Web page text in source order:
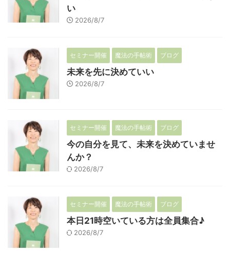
い
2026/8/7
セミナー開催 魔法の手帖術 ブログ
未来を先に決めていい
2026/8/7
セミナー開催 魔法の手帖術 ブログ
今の自分を見て、未来を決めていませ
んか？
2026/8/7
セミナー開催 魔法の手帖術 ブログ
本日21時空いている方は全員集合♪
2026/8/7